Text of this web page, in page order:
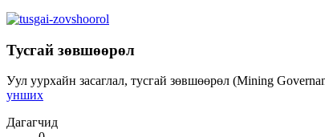
Тусгай зөвшөөрөл
Уул уурхайн засаглал, тусгай зөвшөөрөл (Mining
унших
Дагагчид